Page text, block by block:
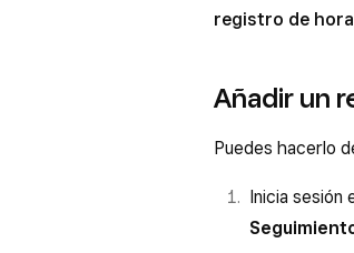
registro de
Añadir un
Puedes hacerlo
Inicia sesión